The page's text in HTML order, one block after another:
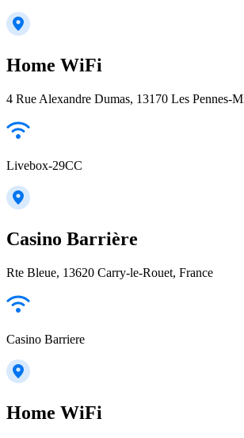
Home WiFi
4 Rue Alexandre Dumas, 13170 Les Pennes-
Livebox-29CC
Casino Barrière
Rte Bleue, 13620 Carry-le-Rouet, France
Casino Barriere
Home WiFi